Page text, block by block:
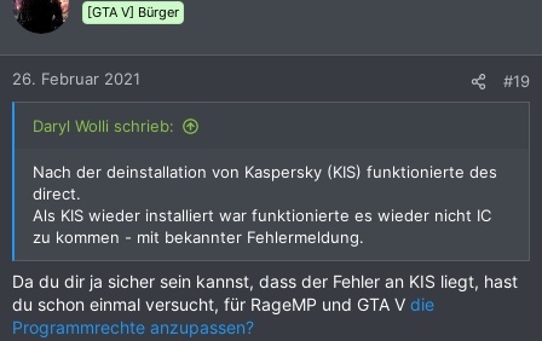
[GTA V] Bürger
26. Februar 2021 #19
Daryl Wolli schrieb:
Nach der deinstallation von Kaspersky (KIS) funktionierte des
direct.
Als KIS wieder installiert war funktionierte es wieder nicht IC
zu kommen - mit bekannter Fehlermeldung.
Da du dir ja sicher sein kannst, dass der Fehler an KIS liegt, hast
du schon einmal versucht, für RageMP und GTA V die
Programmrechte anzupassen?